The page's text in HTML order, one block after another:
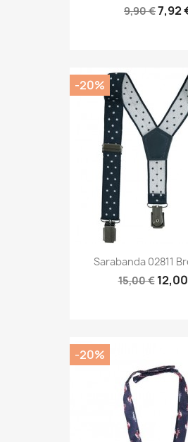
9,90 €7,92
Sarabanda 02811
15,00 €
-20%
-20%